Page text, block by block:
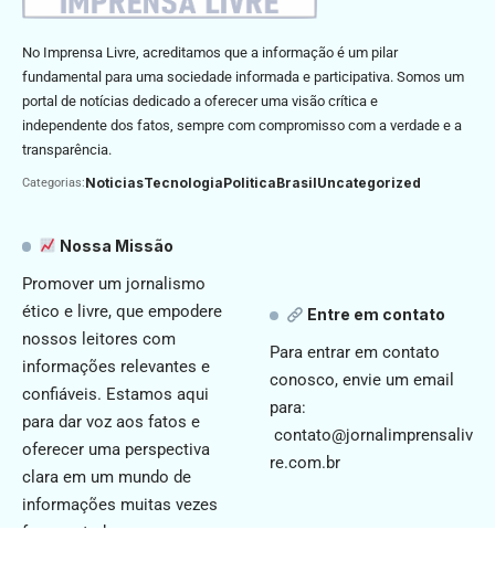
No Imprensa Livre, acreditamos que a informação é um pilar
fundamental para uma sociedade informada e participativa. Somos um
portal de notícias dedicado a oferecer uma visão crítica e
independente dos fatos, sempre com compromisso com a verdade e a
transparência.
Categorias:NoticiasTecnologiaPoliticaBrasilUncategorized
Nossa Missão
Promover um jornalismo
ético e livre, que empodere
nossos leitores com
informações relevantes e
confiáveis. Estamos aqui
para dar voz aos fatos e
oferecer uma perspectiva
clara em um mundo de
informações muitas vezes
fragmentadas.
Entre em contato
Para entrar em contato
conosco, envie um email
para:
contato@jornalimprensaliv
re.com.br